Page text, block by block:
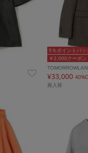
￥2,000クーポン
5％ポイントバッ
¥33,000
再入荷